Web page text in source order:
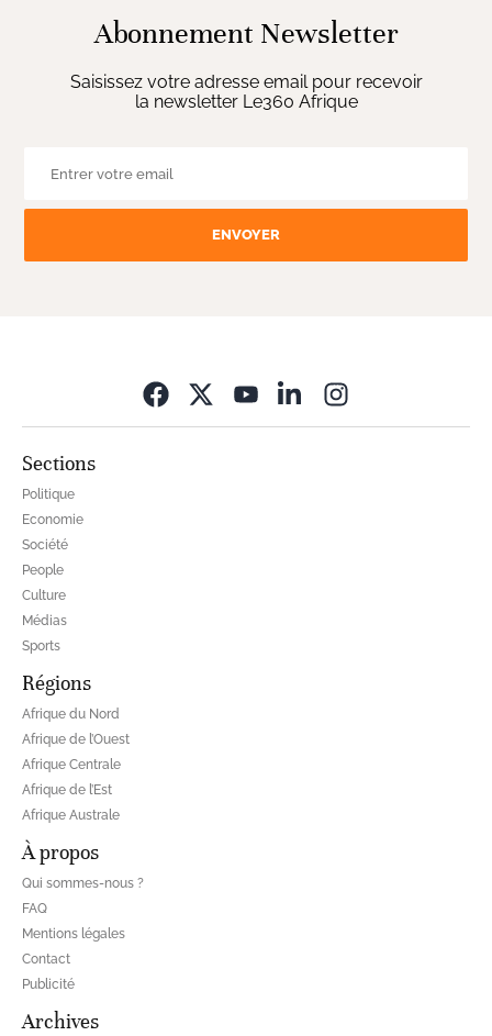
Abonnement Newsletter
Saisissez votre adresse email pour recevoir
la newsletter Le360 Afrique
ENVOYER
Sections
Politique
Economie
Société
People
Culture
Médias
Sports
Régions
Afrique du Nord
Afrique de l’Ouest
Afrique Centrale
Afrique de l’Est
Afrique Australe
À propos
Qui sommes-nous ?
FAQ
Mentions légales
Contact
Publicité
Archives